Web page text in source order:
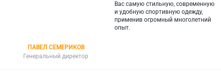
ПАВЕЛ СЕМЕРИКОВ
Генеральный директор
Вас самую стильную, современную
и удобную спортивную одежду,
применив огромный многолетний
опыт.